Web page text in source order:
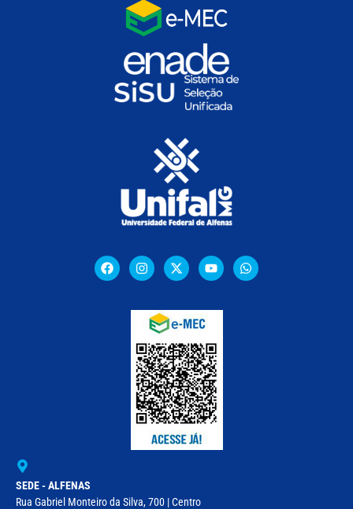
SEDE - ALFENAS
Rua Gabriel Monteiro da Silva, 700 | Centro